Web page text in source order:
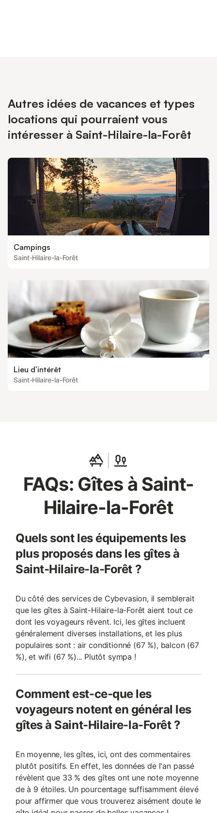
Autres idées de vacances et types
locations qui pourraient vous
intéresser à Saint-Hilaire-la-Forêt
Campings
Saint-Hilaire-la-Forêt
Lieu d’intérêt
Saint-Hilaire-la-Forêt
FAQs: Gîtes à Saint-
Hilaire-la-Forêt
Quels sont les équipements les
plus proposés dans les gîtes à
Saint-Hilaire-la-Forêt ?
Du côté des services de Cybevasion, il semblerait
que les gîtes à Saint-Hilaire-la-Forêt aient tout ce
dont les voyageurs rêvent. Ici, les gîtes incluent
généralement diverses installations, et les plus
populaires sont : air conditionné (67 %), balcon (67
%), et wifi (67 %)... Plutôt sympa !
Comment est-ce-que les
voyageurs notent en général les
gîtes à Saint-Hilaire-la-Forêt ?
En moyenne, les gîtes, ici, ont des commentaires
plutôt positifs. En effet, les données de l'an passé
révèlent que 33 % des gîtes ont une note moyenne
de à 9 étoiles. Un pourcentage suffisamment élevé
pour affirmer que vous trouverez aisément doute le